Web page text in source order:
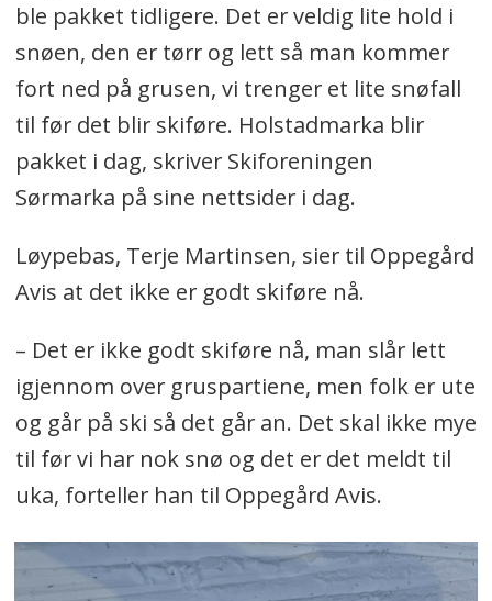
ble pakket tidligere. Det er veldig lite hold i
snøen, den er tørr og lett så man kommer
fort ned på grusen, vi trenger et lite snøfall
til før det blir skiføre. Holstadmarka blir
pakket i dag, skriver Skiforeningen
Sørmarka på sine nettsider i dag.
Løypebas, Terje Martinsen, sier til Oppegård
Avis at det ikke er godt skiføre nå.
– Det er ikke godt skiføre nå, man slår lett
igjennom over gruspartiene, men folk er ute
og går på ski så det går an. Det skal ikke mye
til før vi har nok snø og det er det meldt til
uka, forteller han til Oppegård Avis.